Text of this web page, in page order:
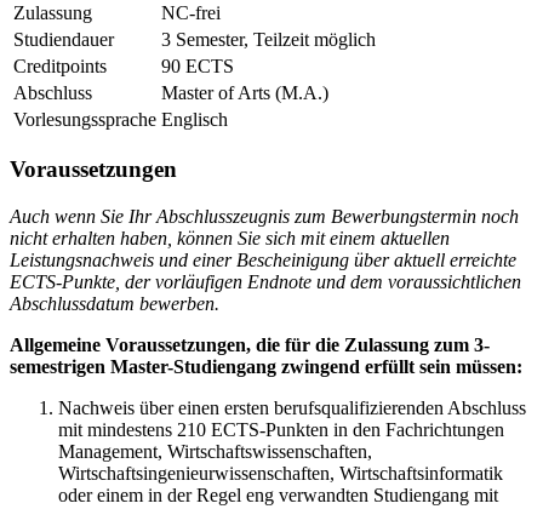
Zulassung
NC-frei
Studiendauer
3 Semester, Teilzeit möglich
Creditpoints
90 ECTS
Abschluss
Master of Arts (M.A.)
Vorlesungssprache Englisch
Vor­aus­set­zun­gen
Auch wenn Sie Ihr Abschlusszeugnis zum Bewerbungstermin noch
nicht erhalten haben, können Sie sich mit einem aktuellen
Leistungsnachweis und einer Bescheinigung über aktuell erreichte
ECTS-Punkte, der vorläufigen Endnote und dem voraussichtlichen
Abschlussdatum bewerben.
Allgemeine Voraussetzungen, die für die Zulassung zum 3-
semestrigen Master-Studiengang zwingend erfüllt sein müssen:
Nachweis über einen ersten berufsqualifizierenden Abschluss
mit mindestens 210 ECTS-Punkten in den Fachrichtungen
Management, Wirtschaftswissenschaften,
Wirtschaftsingenieurwissenschaften, Wirtschaftsinformatik
oder einem in der Regel eng verwandten Studiengang mit